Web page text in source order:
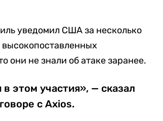
уведомил США за несколько
они не знали об атаке заранее.
этом участия», — сказал
с Axios.